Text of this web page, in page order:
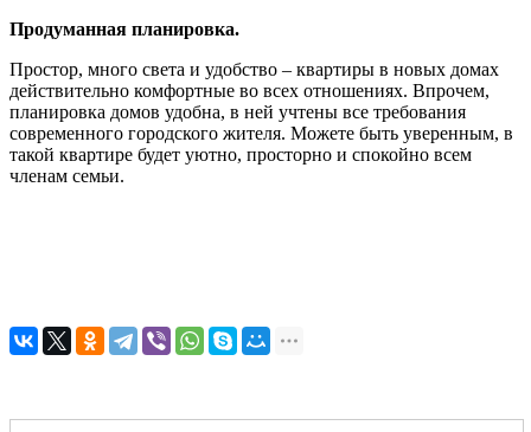
Продуманная планировка.
Простор, много света и удобство – квартиры в новых домах
действительно комфортные во всех отношениях. Впрочем,
планировка домов удобна, в ней учтены все требования
современного городского жителя. Можете быть уверенным, в
такой квартире будет уютно, просторно и спокойно всем
членам семьи.